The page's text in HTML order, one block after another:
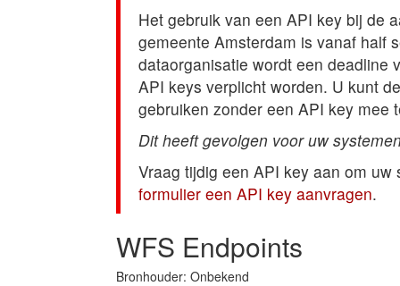
Het gebruik van een API key bij de
gemeente Amsterdam is vanaf half
dataorganisatie wordt een deadline
API keys verplicht worden. U kunt
gebruiken zonder een API key mee
Dit heeft gevolgen voor uw
Vraag tijdig een API key aan om
formulier een API key aanvragen.
WFS Endpoints
Bronhouder: Onbekend